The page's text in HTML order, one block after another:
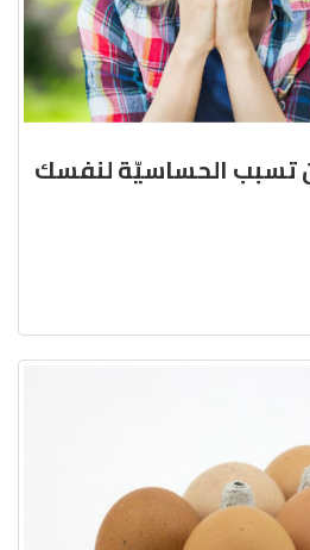
تسبب الحساسيّة لنفسك